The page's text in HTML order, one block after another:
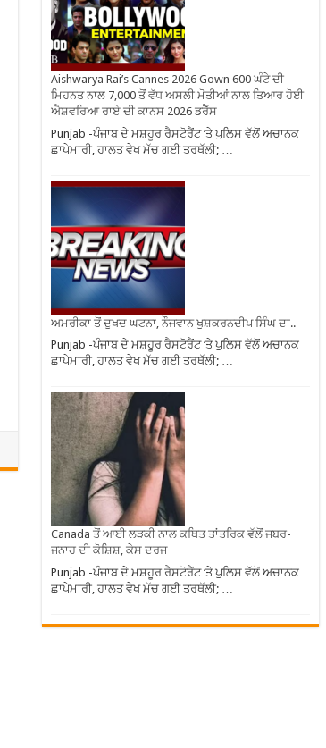
Aishwarya Rai’s Cannes 2026 Gown 600 ਘੰਟੇ ਦੀ
ਮਿਹਨਤ ਨਾਲ 7,000 ਤੋਂ ਵੱਧ ਅਸਲੀ ਮੋਤੀਆਂ ਨਾਲ ਤਿਆਰ ਹੋਈ
ਐਸ਼ਵਰਿਆ ਰਾਏ ਦੀ ਕਾਨਸ 2026 ਡਰੈੱਸ
Punjab -ਪੰਜਾਬ ਦੇ ਮਸ਼ਹੂਰ ਰੈਸਟੋਰੈਂਟ ‘ਤੇ ਪੁਲਿਸ ਵੱਲੋਂ ਅਚਾਨਕ
ਛਾਪੇਮਾਰੀ, ਹਾਲਤ ਵੇਖ ਮੱਚ ਗਈ ਤਰਥੱਲੀ; …
ਅਮਰੀਕਾ ਤੋਂ ਦੁਖਦ ਘਟਨਾ, ਨੌਜਵਾਨ ਖੁਸ਼ਕਰਨਦੀਪ ਸਿੰਘ ਦਾ..
Punjab -ਪੰਜਾਬ ਦੇ ਮਸ਼ਹੂਰ ਰੈਸਟੋਰੈਂਟ ‘ਤੇ ਪੁਲਿਸ ਵੱਲੋਂ ਅਚਾਨਕ
ਛਾਪੇਮਾਰੀ, ਹਾਲਤ ਵੇਖ ਮੱਚ ਗਈ ਤਰਥੱਲੀ; …
Canada ਤੋਂ ਆਈ ਲੜਕੀ ਨਾਲ ਕਥਿਤ ਤਾਂਤਰਿਕ ਵੱਲੋਂ ਜਬਰ-
ਜਨਾਹ ਦੀ ਕੋਸ਼ਿਸ਼, ਕੇਸ ਦਰਜ
Punjab -ਪੰਜਾਬ ਦੇ ਮਸ਼ਹੂਰ ਰੈਸਟੋਰੈਂਟ ‘ਤੇ ਪੁਲਿਸ ਵੱਲੋਂ ਅਚਾਨਕ
ਛਾਪੇਮਾਰੀ, ਹਾਲਤ ਵੇਖ ਮੱਚ ਗਈ ਤਰਥੱਲੀ; …